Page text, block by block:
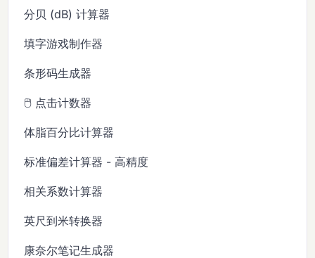
分贝 (dB) 计算器
填字游戏制作器
条形码生成器
🖱️ 点击计数器
体脂百分比计算器
标准偏差计算器 - 高精度
相关系数计算器
英尺到米转换器
康奈尔笔记生成器